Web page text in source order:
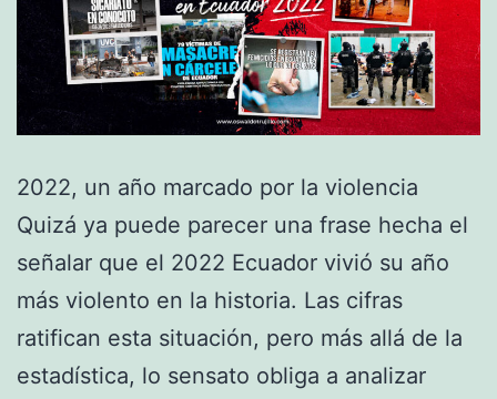
2022, un año marcado por la violencia
Quizá ya puede parecer una frase hecha el
señalar que el 2022 Ecuador vivió su año
más violento en la historia. Las cifras
ratifican esta situación, pero más allá de la
estadística, lo sensato obliga a analizar